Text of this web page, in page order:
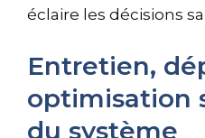
éclaire les décisions
Entretien,
optimisation
du système